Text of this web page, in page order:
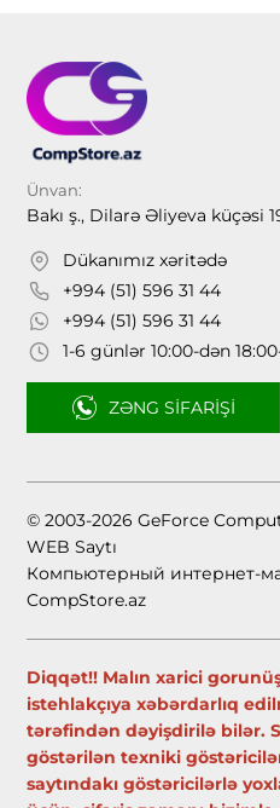
Ünvan:
Bakı ş., Dilarə Əliyeva küçəsi
Dükanımız xəritədə
+994 (51) 596 31 44
+994 (51) 596 31 44
1-6 günlər 10:00-dən
ZƏNG SIFARIŞI
© 2003-2026 GeForce
WEB Saytı
Компьютерный интернет-
CompStore.az
Diqqət!! Malın xarici
istehlakçıya xəbərdarlıq
tərəfindən dəyişdirilə bilər.
göstərilən texniki
saytındakı göstəricilərlə